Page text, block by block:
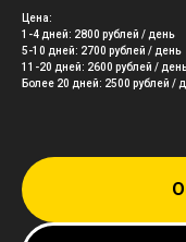
Цена:
1-4 дней: 2800 рублей / день
5-10 дней: 2700 рублей / день
11-20 дней: 2600 рублей /
Более 20 дней: 2500 рублей /